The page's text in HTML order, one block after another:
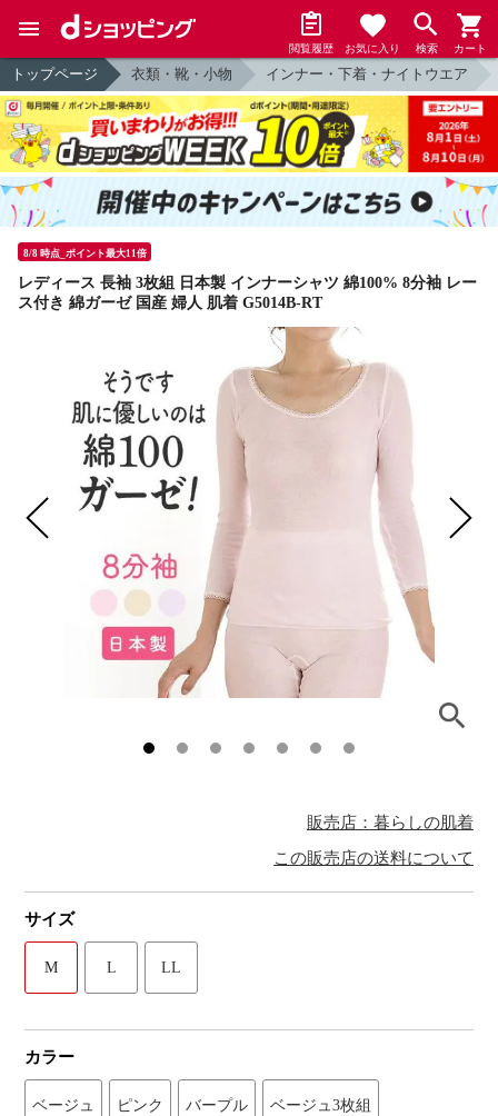
閲覧履歴 お気に入り 検索 カート
トップページ 衣類・靴・小物 インナー・下着・ナイトウエア
8/8 時点_ポイント最大11倍
レディース 長袖 3枚組 日本製 インナーシャツ 綿100% 8分袖 レー
ス付き 綿ガーゼ 国産 婦人 肌着 G5014B-RT
販売店：暮らしの肌着
この販売店の送料について
サイズ
M L LL
カラー
ベージュ ピンク バープル ベージュ3枚組